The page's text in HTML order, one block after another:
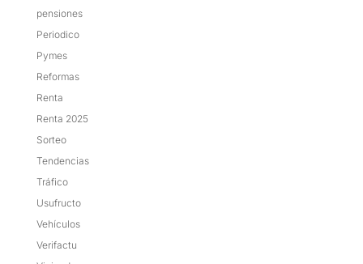
pensiones
Periodico
Pymes
Reformas
Renta
Renta 2025
Sorteo
Tendencias
Tráfico
Usufructo
Vehículos
Verifactu